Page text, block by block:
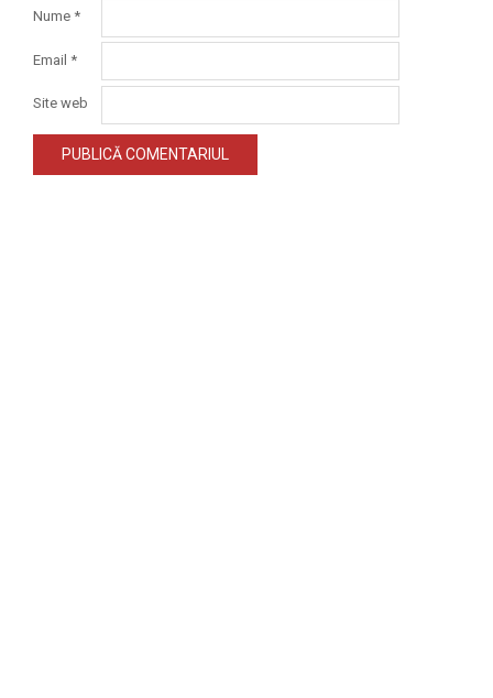
Nume *
Email *
Site web